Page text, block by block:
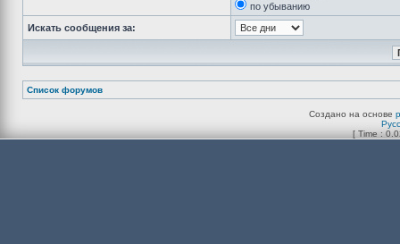
по убыванию
Искать сообщения за:
Список форумов
Создано на основе
[ Time :